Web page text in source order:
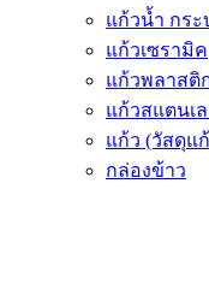
แก้วน้ำ กร
แก้วเซรามิค
แก้วพลาสติ
แก้วสแตนเ
แก้ว (วัสดุแ
กล่องข้าว